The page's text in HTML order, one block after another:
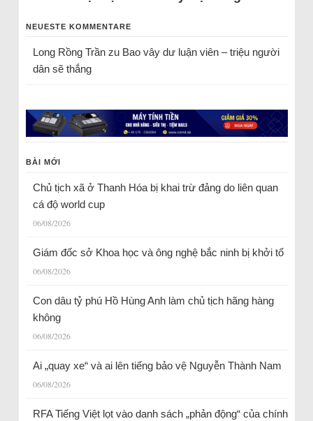
NEUESTE KOMMENTARE
Long Rồng Trầnzu Bao vây dư luận viên – triệu người
dân sẽ thắng
BÀI MỚI
Chủ tịch xã ở Thanh Hóa bị khai trừ đảng do liên quan
cá độ world cup
06/08/2026
Giám đốc sở Khoa học và ông nghệ bắc ninh bị khởi tố
06/08/2026
Con dâu tỷ phú Hồ Hùng Anh làm chủ tịch hãng hàng
không
06/08/2026
Ai „quay xe“ và ai lên tiếng bảo vệ Nguyễn Thành Nam
06/08/2026
RFA Tiếng Việt lọt vào danh sách „phản động“ của chính